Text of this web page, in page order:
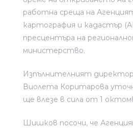
работна среща на
картография и кадастър
пресцентъра на
министерство.
Изпълнителният
Виолета Коритарова
ще влезе в сила от 1
Шишков посочи, че